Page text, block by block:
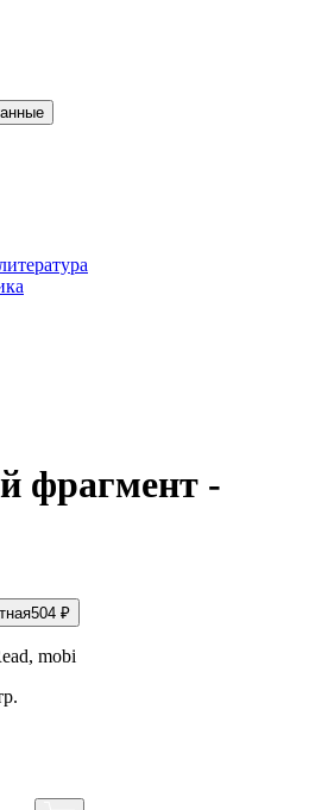
фрагмент -
504 ₽
mobi